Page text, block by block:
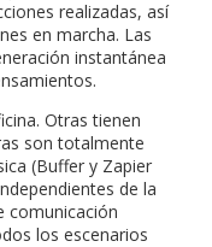
realizadas, así
en marcha. Las
instantánea
Otras tienen
son totalmente
(Buffer y Zapier
de la
comunicación
los escenarios